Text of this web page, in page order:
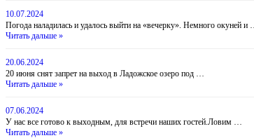
10.07.2024
Погода наладилась и удалось выйти на «вечерку». Немного окуней и …
Читать дальше »
20.06.2024
20 июня снят запрет на выход в Ладожское озеро под …
Читать дальше »
07.06.2024
У нас все готово к выходным, для встречи наших гостей.Ловим …
Читать дальше »